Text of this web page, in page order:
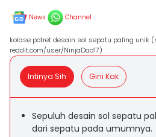
News Channel
kolase potret desain sol sepatu paling unik
reddit.com/user/NinjaDad17)
Intinya Sih Gini Kak
Sepuluh desain sol sepatu
dari sepatu pada umumnya.